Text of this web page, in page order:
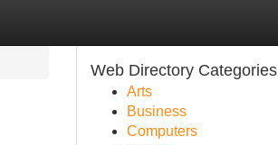
Web Directory Categories
Arts
Business
Computers